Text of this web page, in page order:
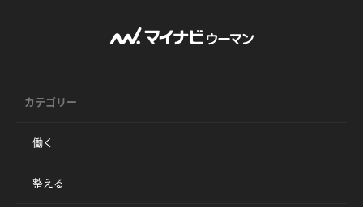
カテゴリー
働く
整える